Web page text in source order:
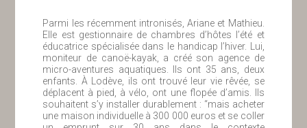
Parmi les récemment intronisés, Ariane et Mathieu.
Elle est gestionnaire de chambres d’hôtes l’été et
éducatrice spécialisée dans le handicap l’hiver. Lui,
moniteur de canoë-kayak, a créé son agence de
micro-aventures aquatiques. Ils ont 35 ans, deux
enfants. À Lodève, ils ont trouvé leur vie rêvée, se
déplacent à pied, à vélo, ont une flopée d’amis. Ils
souhaitent s’y installer durablement : “mais acheter
une maison individuelle à 300 000 euros et se coller